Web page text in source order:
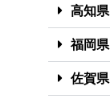
高知県
福岡県
佐賀県